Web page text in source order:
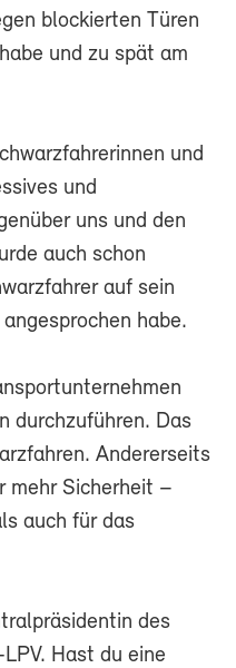
blockierten Türen
und zu spät am
und
und
uns und den
auch schon
auf sein
habe.
durchzuführen. Das
Andererseits
mehr Sicherheit –
auch für das
des
Hast du eine